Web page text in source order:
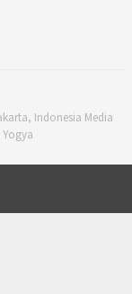
Indonesia Media